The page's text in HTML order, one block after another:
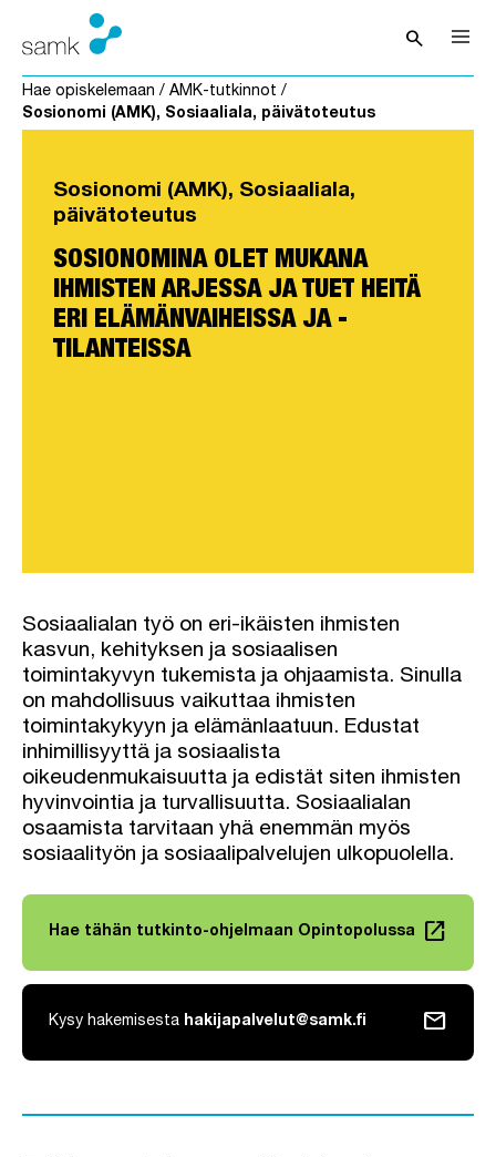
Siirry sisältöön
searchAvaa haku
Hae opiskelemaan / AMK-tutkinnot /
Sosionomi (AMK), Sosiaaliala, päivätoteutus
Sosionomi (AMK), Sosiaaliala,
päivätoteutus
SOSIONOMINA OLET MUKANA
IHMISTEN ARJESSA JA TUET HEITÄ
ERI ELÄMÄNVAIHEISSA JA -
TILANTEISSA
Sosiaalialan työ on eri-ikäisten ihmisten
kasvun, kehityksen ja sosiaalisen
toimintakyvyn tukemista ja ohjaamista. Sinulla
on mahdollisuus vaikuttaa ihmisten
toimintakykyyn ja elämänlaatuun. Edustat
inhimillisyyttä ja sosiaalista
oikeudenmukaisuutta ja edistät siten ihmisten
hyvinvointia ja turvallisuutta. Sosiaalialan
osaamista tarvitaan yhä enemmän myös
sosiaalityön ja sosiaalipalvelujen ulkopuolella.
Hae tähän tutkinto-ohjelmaan Opintopolussa
Linkki avautuu uuteen välilehteen launch
Kysy hakemisesta hakijapalvelut@samk.fi mail